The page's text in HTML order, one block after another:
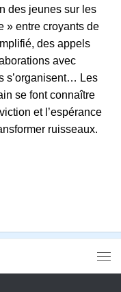
des jeunes sur les
» entre croyants de
des appels
avec
s’organisent… Les
se font connaître
et l’espérance
ruisseaux.